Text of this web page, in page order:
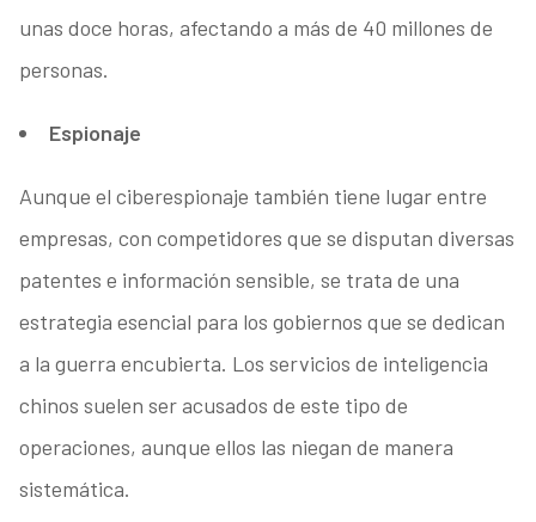
unas doce horas, afectando a más de 40 millones de
personas.
Espionaje
Aunque el ciberespionaje también tiene lugar entre
empresas, con competidores que se disputan diversas
patentes e información sensible, se trata de una
estrategia esencial para los gobiernos que se dedican
a la guerra encubierta. Los servicios de inteligencia
chinos suelen ser acusados de este tipo de
operaciones, aunque ellos las niegan de manera
sistemática.